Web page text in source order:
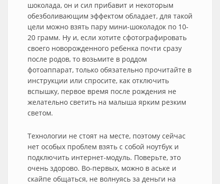
шоколада, он и сил прибавит и некоторым
обезболивающим эффектом обладает, для такой
цели можно взять пару мини-шоколадок по 10-
20 грамм. Ну и, если хотите сфотографировать
своего новорожденного ребенка почти сразу
после родов, то возьмите в роддом
фотоаппарат, только обязательно прочитайте в
инструкции или спросите, как отключить
вспышку, первое время после рождения не
желательно светить на малыша ярким резким
светом.
Технологии не стоят на месте, поэтому сейчас
нет особых проблем взять с собой ноутбук и
подключить интернет-модуль. Поверьте, это
очень здорово. Во-первых, можно в аське и
скайпе общаться, не волнуясь за деньги на